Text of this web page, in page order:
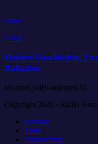
today
Lokal
Heitere Geschichte,
Balladen
location_onBlaubeuren 11
Copyright 2026 - Radio
Kontakt
Team
Datenschutz